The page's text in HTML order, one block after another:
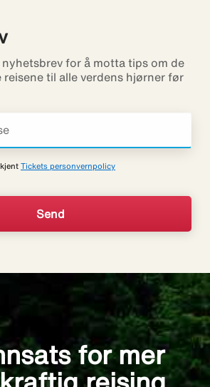
nyhetsbrev for å motta tips om de
reisene til alle verdens hjørner før
Tickets personvernpolicy
for mer
reising